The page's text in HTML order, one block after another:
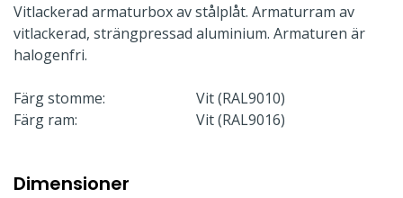
Vitlackerad armaturbox av stålplåt. Armaturram av
vitlackerad, strängpressad aluminium. Armaturen är
halogenfri.
Färg stomme:
Vit (RAL9010)
Färg ram:
Vit (RAL9016)
Dimensioner